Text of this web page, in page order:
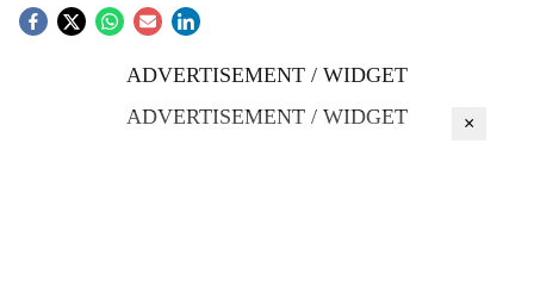
ADVERTISEMENT / WIDGET
ADVERTISEMENT / WIDGET
×